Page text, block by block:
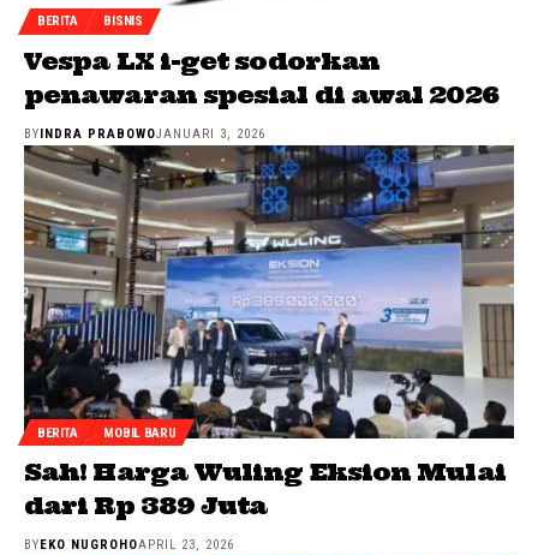
BERITA BISNIS
Vespa LX i-get sodorkan
penawaran spesial di awal 2026
BYINDRA PRABOWOJANUARI 3, 2026
BERITA MOBIL BARU
Sah! Harga Wuling Eksion Mulai
dari Rp 389 Juta
BY EKO NUGROHOAPRIL 23, 2026